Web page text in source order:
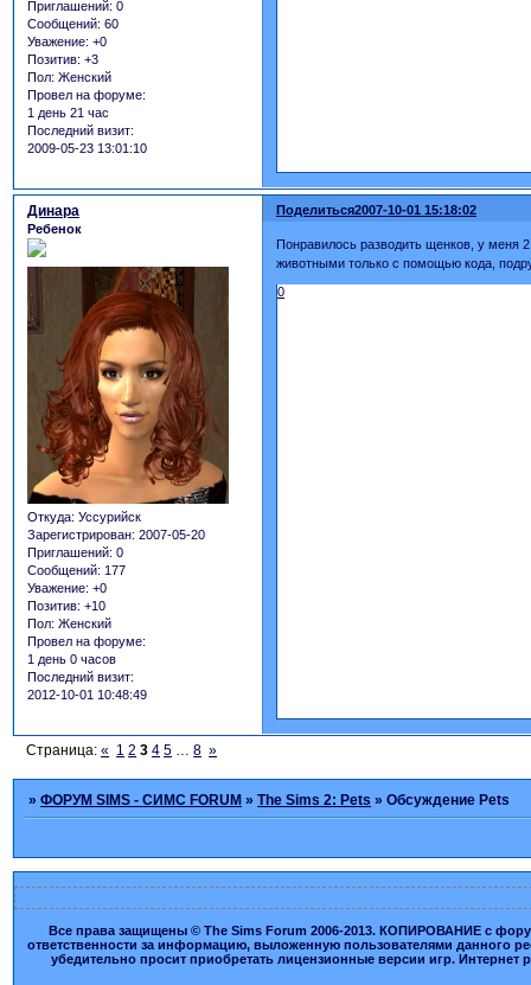
Приглашений: 0
Сообщений: 60
Уважение: +0
Позитив: +3
Пол: Женский
Провел на форуме:
1 день 21 час
Последний визит:
2009-05-23 13:01:10
Поделиться2007-10-01 15:18:02
Динара
Ребенок
Откуда: Уссурийск
Зарегистрирован: 2007-05-20
Приглашений: 0
Сообщений: 177
Уважение: +0
Позитив: +10
Пол: Женский
Провел на форуме:
1 день 0 часов
Последний визит:
2012-10-01 10:48:49
Понравилось разводить щенков, у меня
животными только с помощью кода,
0
Страница:« 1 2 3 4 5 … 8 »
»ФОРУМ SIMS - СИМС FORUM »The Sims 2: Pets »Обсуждение Pets
Все права защищены © The Sims Forum 2006-2013. КОПИРОВАНИЕ с
ответственности за информацию, выложенную пользователями данного
убедительно просит приобретать лицензионные версии игр.